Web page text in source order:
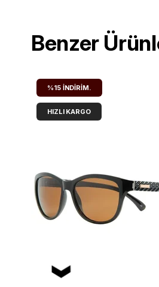
Benzer
%15 İNDIRIM.
HIZLI KARGO